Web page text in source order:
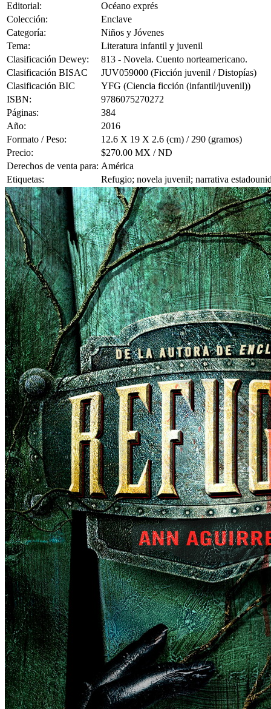
Editorial:
Océano exprés
Colección:
Enclave
Categoría:
Niños y Jóvenes
Tema:
Literatura infantil y juvenil
Clasificación Dewey:
813 - Novela. Cuento norteamericano.
Clasificación BISAC
JUV059000 (Ficción juvenil / Distopías)
Clasificación BIC
YFG (Ciencia ficción (infantil/juvenil))
ISBN:
9786075270272
Páginas:
384
Año:
2016
Formato / Peso:
12.6 X 19 X 2.6 (cm) / 290 (gramos)
Precio:
$270.00 MX / ND
Derechos de venta para: América
Etiquetas:
Refugio; novela juvenil; narrativa